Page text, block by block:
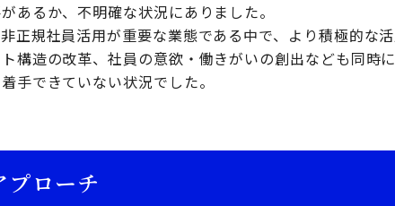
あるか、不明確な状況にありました。
正規社員活用が重要な業態である中で、より積極的な
構造の改革、社員の意欲・働きがいの創出なども同時に
手できていない状況でした。
プローチ